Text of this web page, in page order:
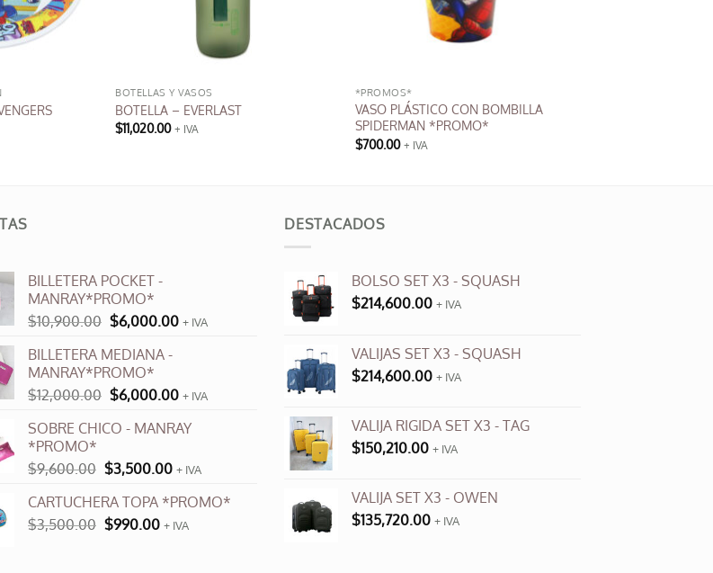
BOTELLAS Y VASOS
BOTELLA – EVERLAST
$11,020.00 + IVA
*PROMOS*
VASO PLÁSTICO CON BOMBILLA
SPIDERMAN *PROMO*
$700.00 + IVA
BILLETERA POCKET -
MANRAY*PROMO*
$10,900.00 El
original
era:
$10,900.00.
$6,000.00El
$6,000.00.
+ IVA
BILLETERA MEDIANA -
MANRAY*PROMO*
$12,000.00 El
original
$12,000.00.
$6,000.00El
actual
$6,000.00.
+ IVA
SOBRE CHICO - MANRAY
*PROMO*
$9,600.00 El
original
era:
$3,500.00El
actual
es:
+ IVA
CARTUCHERA TOPA *PROMO*
$3,500.00 El
$990.00El+ IVA
DESTACADOS
BOLSO SET X3 - SQUASH
$214,600.00 + IVA
VALIJAS SET X3 - SQUASH
$214,600.00 + IVA
VALIJA RIGIDA SET X3 - TAG
$150,210.00 + IVA
VALIJA SET X3 - OWEN
$135,720.00 + IVA